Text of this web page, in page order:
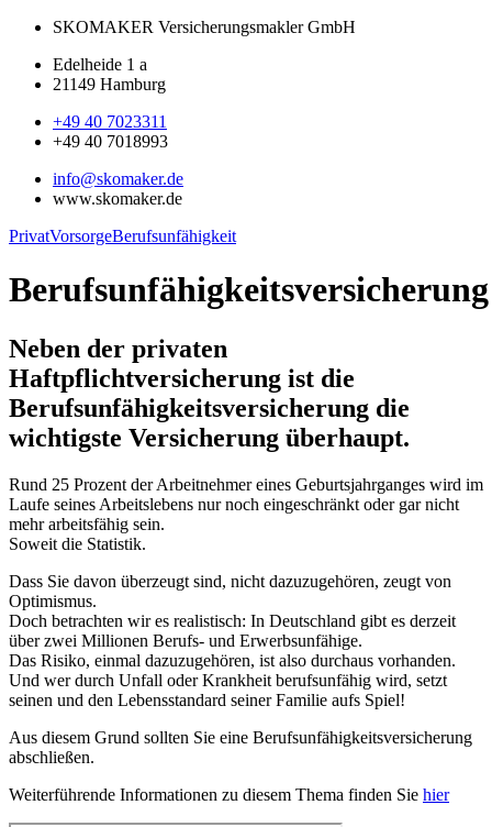
SKOMAKER Versicherungsmakler GmbH
Edelheide 1 a
21149 Hamburg
+49 40 7023311
+49 40 7018993
info@skomaker.de
www.skomaker.de
PrivatVorsorgeBerufsunfähigkeit
Berufsunfähigkeitsversicherung
Neben der privaten
Haftpflichtversicherung ist die
Berufsunfähigkeitsversicherung die
wichtigste Versicherung überhaupt.
Rund 25 Prozent der Arbeitnehmer eines Geburtsjahrganges wird im
Laufe seines Arbeitslebens nur noch eingeschränkt oder gar nicht
mehr arbeitsfähig sein.
Soweit die Statistik.
Dass Sie davon überzeugt sind, nicht dazuzugehören, zeugt von
Optimismus.
Doch betrachten wir es realistisch: In Deutschland gibt es derzeit
über zwei Millionen Berufs- und Erwerbsunfähige.
Das Risiko, einmal dazuzugehören, ist also durchaus vorhanden.
Und wer durch Unfall oder Krankheit berufsunfähig wird, setzt
seinen und den Lebensstandard seiner Familie aufs Spiel!
Aus diesem Grund sollten Sie eine Berufsunfähigkeitsversicherung
abschließen.
Weiterführende Informationen zu diesem Thema finden Sie hier